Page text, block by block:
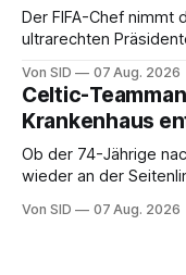
Der FIFA-Chef nimmt
ultrarechten
Von SID 07 Aug. 2026
Celtic-
Krankenhaus
Ob der 74-Jährige
wieder an der
Von SID 07 Aug. 2026